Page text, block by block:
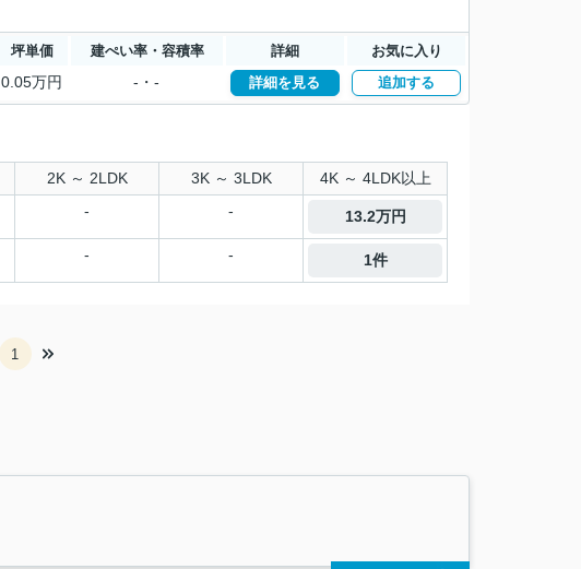
坪単価 建ぺい率・容積率 詳細 お気に入り
0.05万円 -・- 詳細を見る 追加する
2K ～ 2LDK 3K ～ 3LDK 4K ～ 4LDK以上
- - 13.2万円
- - 1件
1